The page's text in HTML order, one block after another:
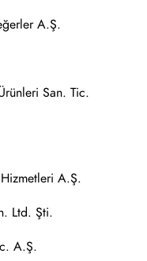
A.Ş.
San. Tic.
A.Ş.
Ltd. Şti.
A.Ş.